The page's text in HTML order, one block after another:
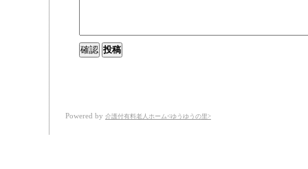
Powered by 介護付有料老人ホーム<ゆうゆうの里>